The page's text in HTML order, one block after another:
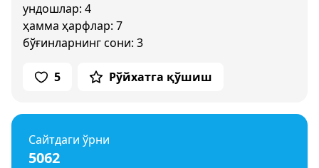
ундошлар: 4
ҳамма ҳарфлар: 7
бўғинларнинг сони: 3
5 Рўйхатга қўшиш
Сайтдаги ўрни
5062